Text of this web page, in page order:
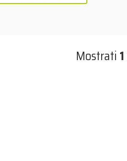
Mostrati 1